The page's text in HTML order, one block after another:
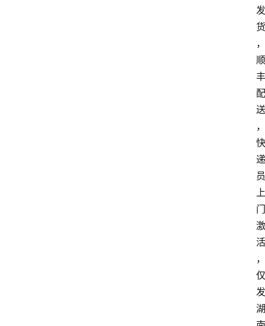
发
货
，
顺
丰
配
送
，
快
递
员
上
门
激
活
，
仅
发
湖